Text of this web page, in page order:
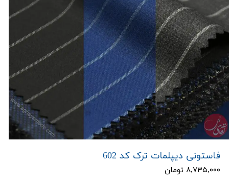
فاستونی دیپلمات ترک کد 602
۸,۷۳۵,۰۰۰ تومان